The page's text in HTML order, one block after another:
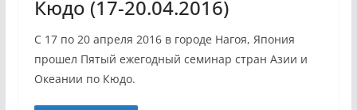
Кюдо (17-20.04.2016)
С 17 по 20 апреля 2016 в городе Нагоя, Япония
прошел Пятый ежегодный семинар стран Азии и
Океании по Кюдо.